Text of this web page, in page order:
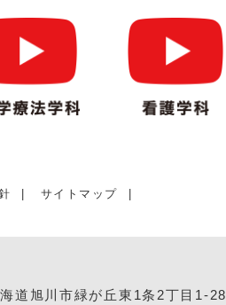
サイトマップ
道旭川市緑が丘東1条2丁目1-28